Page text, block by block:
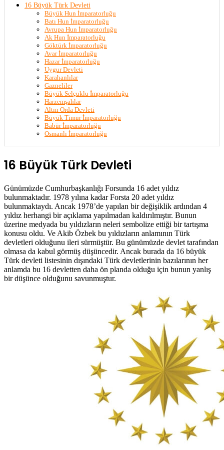
16 Büyük Türk Devleti
Büyük Hun İmparatorluğu
Batı Hun İmparatorluğu
Avrupa Hun İmparatorluğu
Ak Hun İmparatorluğu
Göktürk İmparatorluğu
Avar İmparatorluğu
Hazar İmparatorluğu
Uygur Devleti
Karahanlılar
Gazneliler
Büyük Selçuklu İmparatorluğu
Harzemşahlar
Altın Orda Devleti
Büyük Timur İmparatorluğu
Babür İmparatorluğu
Osmanlı İmparatorluğu
16 Büyük Türk Devleti
Günümüzde Cumhurbaşkanlığı Forsunda 16 adet yıldız
bulunmaktadır. 1978 yılına kadar Forsta 20 adet yıldız
bulunmaktaydı. Ancak 1978’de yapılan bir değişiklik ardından 4
yıldız herhangi bir açıklama yapılmadan kaldırılmıştır. Bunun
üzerine medyada bu yıldızların neleri sembolize ettiği bir tartışma
konusu oldu. Ve Akib Özbek bu yıldızların anlamının Türk
devletleri olduğunu ileri sürmüştür. Bu günümüzde devlet tarafından
olmasa da kabul görmüş düşüncedir. Ancak burada da 16 büyük
Türk devleti listesinin dışındaki Türk devletlerinin bazılarının her
anlamda bu 16 devletten daha ön planda olduğu için bunun yanlış
bir düşünce olduğunu savunmuştur.